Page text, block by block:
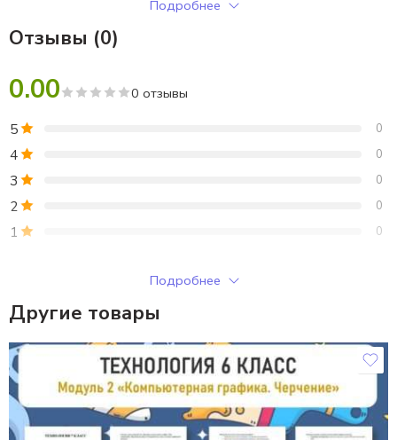
Подробнее
Отзывы (0)
0.00 0 отзывы
5 0
4 0
3 0
2 0
1 0
Только зарегистрированные клиенты, купившие этот товар,
могут публиковать отзывы.
Отзывы
Отзывов пока нет.
Подробнее
Другие товары